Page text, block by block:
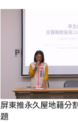
屏東推永久屋地籍分
題